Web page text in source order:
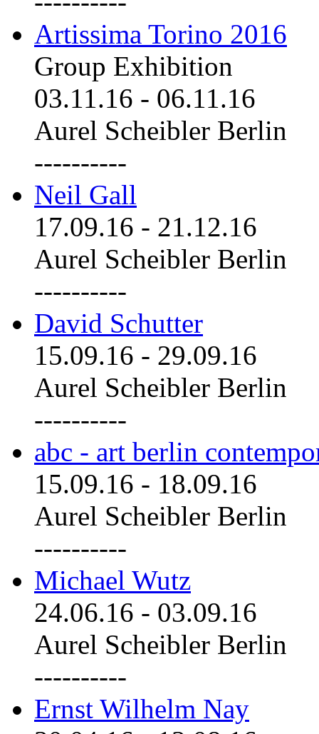
Artissima Torino 2016
Group Exhibition
03.11.16 - 06.11.16
Aurel Scheibler Berlin
----------
Neil Gall
17.09.16 - 21.12.16
Aurel Scheibler Berlin
----------
David Schutter
15.09.16 - 29.09.16
Aurel Scheibler Berlin
----------
abc - art berlin
15.09.16 - 18.09.16
Aurel Scheibler Berlin
----------
Michael Wutz
24.06.16 - 03.09.16
Aurel Scheibler Berlin
----------
Ernst Wilhelm Nay